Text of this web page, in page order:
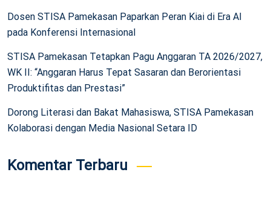
Dosen STISA Pamekasan Paparkan Peran Kiai di Era AI
pada Konferensi Internasional
STISA Pamekasan Tetapkan Pagu Anggaran TA 2026/2027,
WK II: “Anggaran Harus Tepat Sasaran dan Berorientasi
Produktifitas dan Prestasi”
Dorong Literasi dan Bakat Mahasiswa, STISA Pamekasan
Kolaborasi dengan Media Nasional Setara ID
Komentar Terbaru